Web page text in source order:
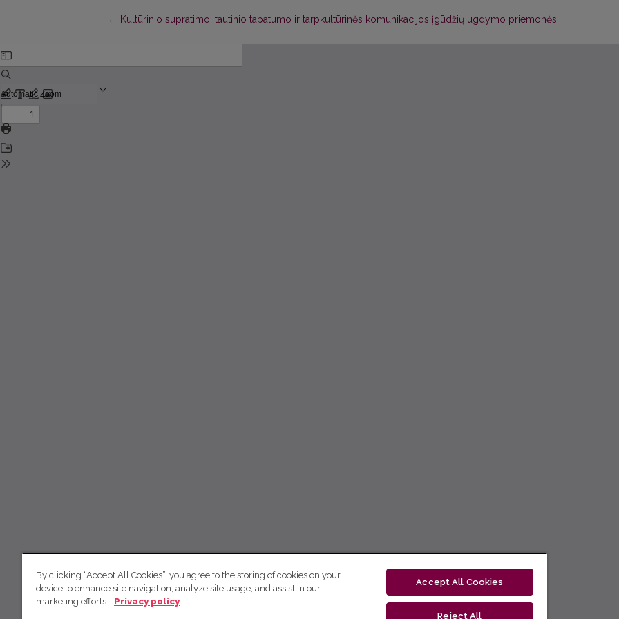
← Return to Article Details
Kultūrinio supratimo, tautinio tapatumo ir tarpkultūrinės komunikacijos įgūdžių ugdymo priemonės
By clicking “Accept All Cookies”, you agree to the storing of cookies on your
device to enhance site navigation, analyze site usage, and assist in our
marketing efforts.
Privacy policy
Accept All Cookies
Reject All